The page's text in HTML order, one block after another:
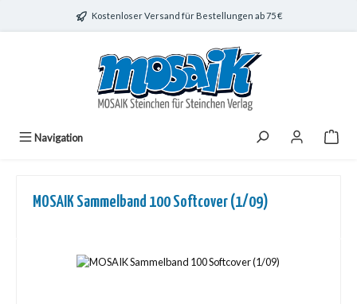
Zum Hauptinhalt springenKostenloser Versand für Bestellungen ab 75 €
Navigation
MOSAIK Sammelband 100 Softcover (1/09)
Bildergalerie überspringen